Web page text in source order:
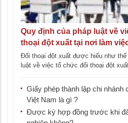
Quy định của pháp luật về
thoại đột xuất tại nơi làm
Đối thoại đột xuất được hiểu như thế
luật về việc tổ chức đối thoại đột
Giấy phép thành lập chi nhánh
Việt Nam là gì ?
Được ký hợp đồng trước khi